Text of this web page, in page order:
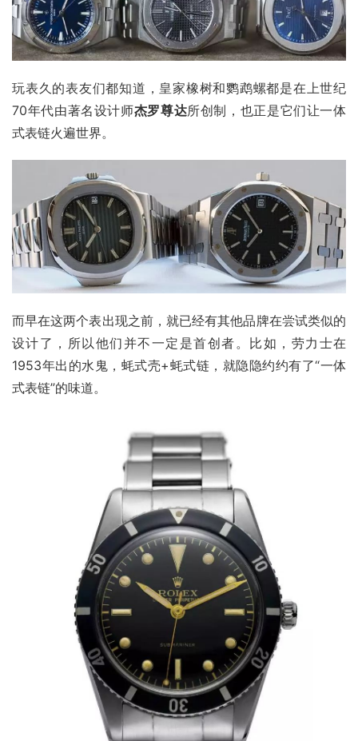
玩表久的表友们都知道，皇家橡树和鹦鹉螺都是在上世纪
70年代由著名设计师杰罗尊达所创制，也正是它们让一体
式表链火遍世界。
而早在这两个表出现之前，就已经有其他品牌在尝试类似的
设计了，所以他们并不一定是首创者。比如，劳力士在
1953年出的水鬼，蚝式壳+蚝式链，就隐隐约约有了“一体
式表链”的味道。